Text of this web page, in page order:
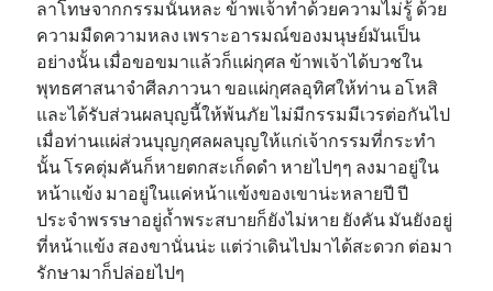
ลาโทษจากกรรมนั้นหละ ข้าพเจ้าทำด้วยความไม่รู้ ด้วย
ความมืดความหลง เพราะอารมณ์ของมนุษย์มันเป็น
อย่างนั้น เมื่อขอขมาแล้วก็แผ่กุศล ข้าพเจ้าได้บวชใน
พุทธศาสนาจำศีลภาวนา ขอแผ่กุศลอุทิศให้ท่าน อโหสิ
และได้รับส่วนผลบุญนี้ให้พ้นภัย ไม่มีกรรมมีเวรต่อกันไป
เมื่อท่านแผ่ส่วนบุญกุศลผลบุญให้แก่เจ้ากรรมที่กระทำ
นั้น โรคตุ่มคันก็หายตกสะเก็ดดำ หายไปๆๆ ลงมาอยู่ใน
หน้าแข้ง มาอยู่ในแค่หน้าแข้งของเขาน่ะหลายปี ปี
ประจำพรรษาอยู่ถ้ำพระสบายก็ยังไม่หาย ยังคัน มันยังอยู่
ที่หน้าแข้ง สองขานั่นน่ะ แต่ว่าเดินไปมาได้สะดวก ต่อมา
รักษามาก็ปล่อยไปๆ